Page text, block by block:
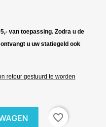
van toepassing. Zodra u de
u uw statiegeld ook
retour gestuurd te worden
favorite_border